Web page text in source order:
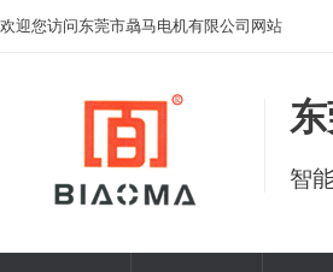
欢迎您访问东莞市骉马电机有限公司网站
智